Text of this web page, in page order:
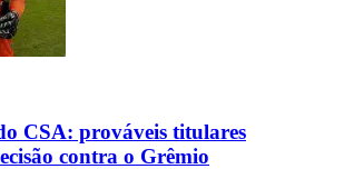
CSA: prováveis titulares
contra o Grêmio